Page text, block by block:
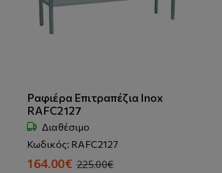
Ραφιέρα Επιτραπέζια Inox
RAFC2127
Διαθέσιμο
Κωδικός: RAFC2127
164.00€ 225.00€